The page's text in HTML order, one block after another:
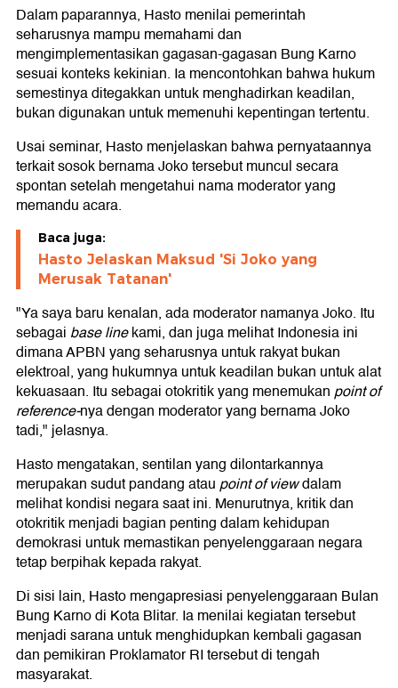
Dalam paparannya, Hasto menilai pemerintah
seharusnya mampu memahami dan
mengimplementasikan gagasan-gagasan Bung Karno
sesuai konteks kekinian. Ia mencontohkan bahwa hukum
semestinya ditegakkan untuk menghadirkan keadilan,
bukan digunakan untuk memenuhi kepentingan tertentu.
Usai seminar, Hasto menjelaskan bahwa pernyataannya
terkait sosok bernama Joko tersebut muncul secara
spontan setelah mengetahui nama moderator yang
memandu acara.
Baca juga:
Hasto Jelaskan Maksud 'Si Joko yang
Merusak Tatanan'
"Ya saya baru kenalan, ada moderator namanya Joko. Itu
sebagai base linekami, dan juga melihat Indonesia ini
dimana APBN yang seharusnya untuk rakyat bukan
elektroal, yang hukumnya untuk keadilan bukan untuk alat
kekuasaan. Itu sebagai otokritik yang menemukanpoint of
reference-nya dengan moderator yang bernama Joko
tadi," jelasnya.
Hasto mengatakan, sentilan yang dilontarkannya
merupakan sudut pandang ataupoint of viewdalam
melihat kondisi negara saat ini. Menurutnya, kritik dan
otokritik menjadi bagian penting dalam kehidupan
demokrasi untuk memastikan penyelenggaraan negara
tetap berpihak kepada rakyat.
Di sisi lain, Hasto mengapresiasi penyelenggaraan Bulan
Bung Karno di Kota Blitar. Ia menilai kegiatan tersebut
menjadi sarana untuk menghidupkan kembali gagasan
dan pemikiran Proklamator RI tersebut di tengah
masyarakat.